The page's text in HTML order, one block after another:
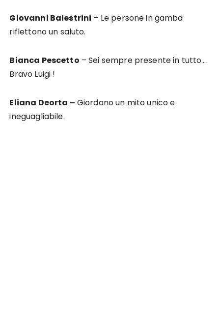
Giovanni Balestrini – Le persone in gamba
riflettono un saluto.
Bianca Pescetto – Sei sempre presente in tutto….
Bravo Luigi !
Eliana Deorta – Giordano un mito unico e
ineguagliabile.